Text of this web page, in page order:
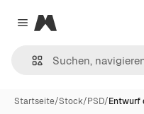
Close menu
Magnific
Startseite/Stock/PSD/Entwurf